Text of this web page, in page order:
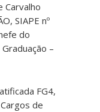
Carvalho
SIAPE nº
do
–
FG4,
de